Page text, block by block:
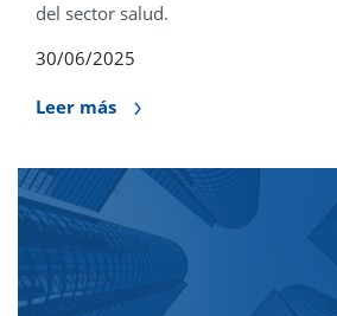
del sector salud.
30/06/2025
Leer más